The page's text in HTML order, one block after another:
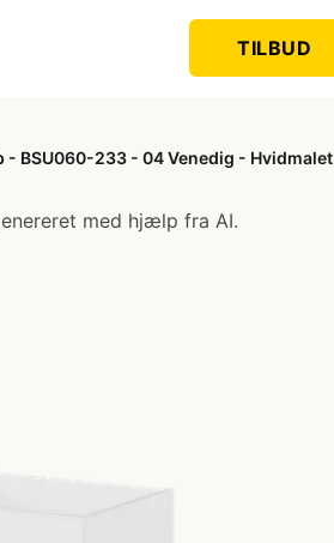
TILBUD
- BSU060-233 - 04 Venedig - Hvidmalet
med hjælp fra AI.